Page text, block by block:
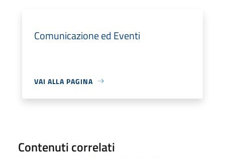
Comunicazione ed Eventi
VAI ALLA PAGINA
Contenuti correlati